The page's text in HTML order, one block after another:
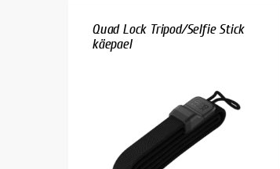
Quad Lock Tripod/Selfie Stick
käepael